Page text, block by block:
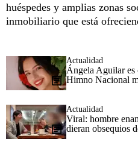
huéspedes y amplias zonas
inmobiliario que está
Actualidad
Ángela Aguilar es
Himno Nacional
Actualidad
Viral: hombre
dieran obsequios